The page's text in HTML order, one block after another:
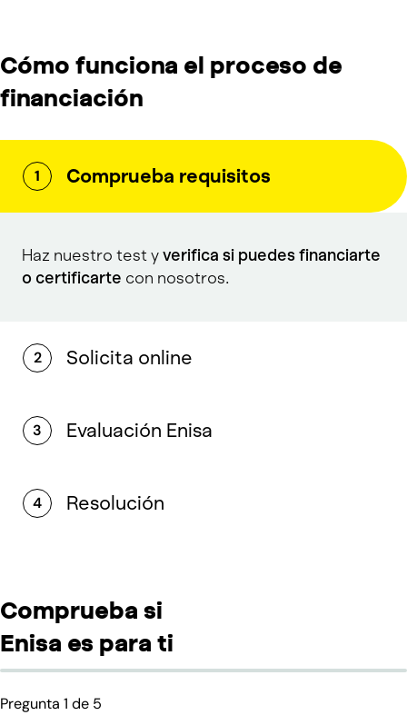
Cómo funciona el proceso de
financiación
1 Comprueba requisitos
Haz nuestro test yverifica si puedes financiarte
o certificarte con nosotros.
2 Solicita online
3 Evaluación Enisa
4 Resolución
Comprueba si
Enisa es para ti
Pregunta 1 de 5